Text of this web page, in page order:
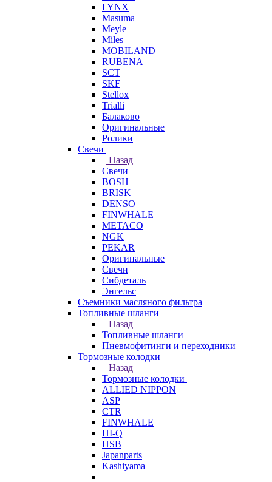
LYNX
Masuma
Meyle
Miles
MOBILAND
RUBENA
SCT
SKF
Stellox
Trialli
Балаково
Оригинальные
Ролики
Свечи
Назад
Свечи
BOSH
BRISK
DENSO
FINWHALE
METACO
NGK
PEKAR
Оригинальные
Свечи
Сибдеталь
Энгельс
Съемники масляного фильтра
Топливные шланги
Назад
Топливные шланги
Пневмофитинги и переходники
Тормозные колодки
Назад
Тормозные колодки
ALLIED NIPPON
ASP
CTR
FINWHALE
HI-Q
HSB
Japanparts
Kashiyama